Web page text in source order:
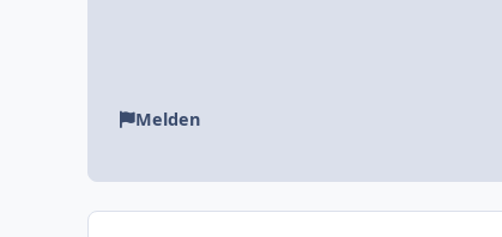
Melden